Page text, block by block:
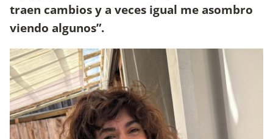
traen cambios y a veces igual me asombro
viendo algunos”.